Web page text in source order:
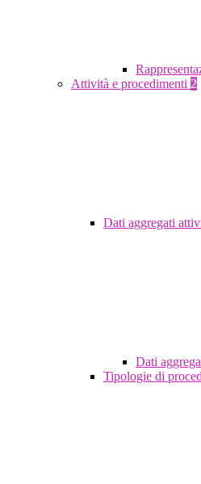
Attività e procedimenti 2
Dati aggregati
Dati
Tipologie di